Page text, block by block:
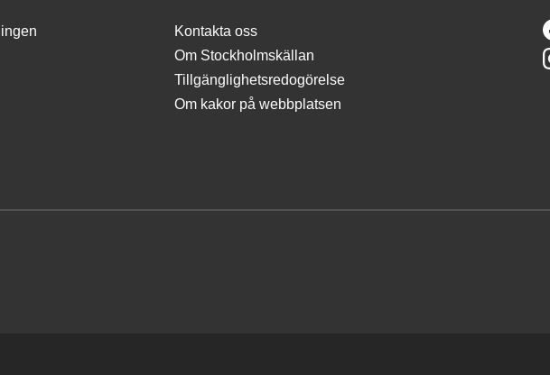
Kontakta oss
Om Stockholmskällan
Tillgänglighetsredogörelse
Om kakor på webbplatsen